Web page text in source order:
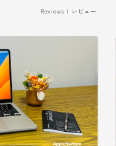
Reviews | レビュー